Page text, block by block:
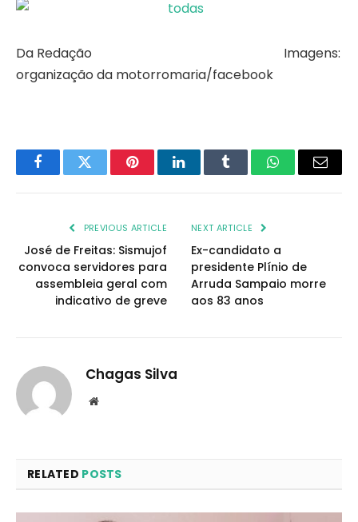
Da Redação Imagens:
organização da motorromaria/facebook
FacebookTwitter PinterestLinkedInTumblr WhatsAppEmail
PREVIOUS ARTICLE
José de Freitas: Sismujof
convoca servidores para
assembleia geral com
indicativo de greve
NEXT ARTICLE
Ex-candidato a
presidente Plínio de
Arruda Sampaio morre
aos 83 anos
Chagas Silva
Website
RELATED POSTS